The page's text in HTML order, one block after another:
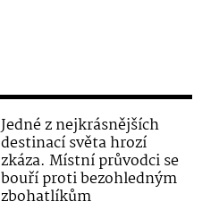
Jedné z nejkrásnějších
destinací světa hrozí
zkáza. Místní průvodci se
bouří proti bezohledným
zbohatlíkům